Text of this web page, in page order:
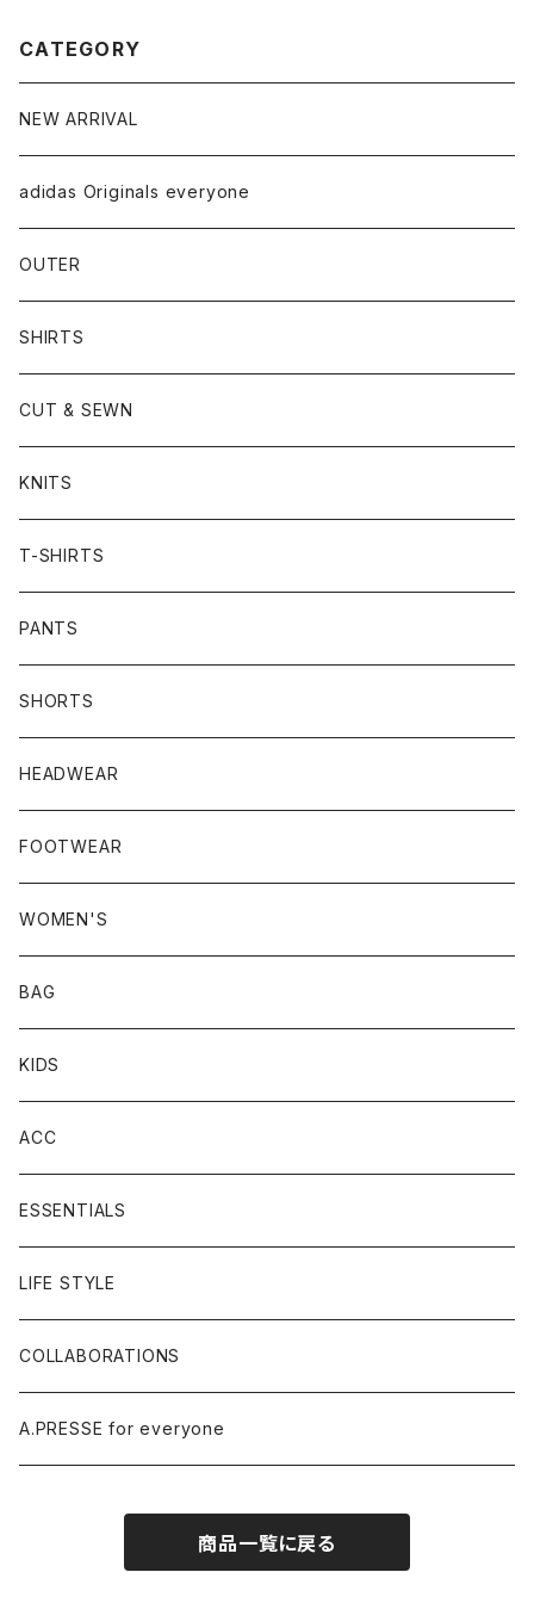
CATEGORY
NEW ARRIVAL
adidas Originals everyone
OUTER
SHIRTS
CUT & SEWN
KNITS
T-SHIRTS
PANTS
SHORTS
HEADWEAR
FOOTWEAR
WOMEN'S
BAG
KIDS
ACC
ESSENTIALS
LIFE STYLE
COLLABORATIONS
A.PRESSE for everyone
商品一覧に戻る